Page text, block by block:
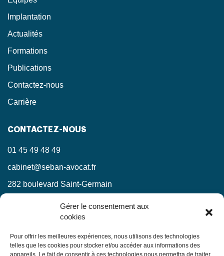
Gérer le consentement aux
cookies
Pour offrir les meilleures expériences, nous utilisons des technologies
telles que les cookies pour stocker et/ou accéder aux informations des
appareils. Le fait de consentir à ces technologies nous permettra de traiter
Implantation
Actualités
Formations
Publications
Contactez-nous
Carrière
CONTACTEZ-NOUS
01 45 49 48 49
cabinet@seban-avocat.fr
282 boulevard Saint-Germain
RESTEZ INFORMÉS !